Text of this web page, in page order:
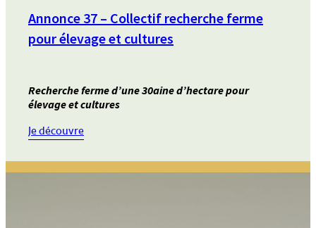
Annonce 37 – Collectif recherche ferme
pour élevage et cultures
Recherche ferme d’une 30aine d’hectare pour
élevage et cultures
Je découvre
Annonce
37
–